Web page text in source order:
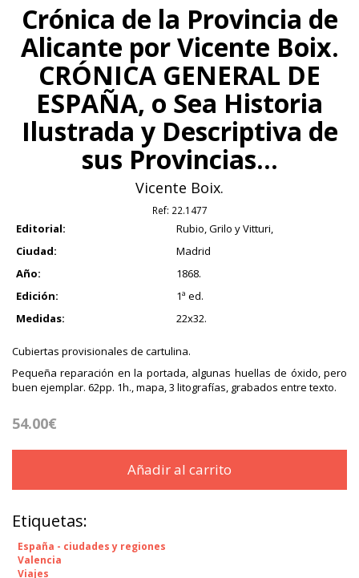
Crónica de la Provincia de
Alicante por Vicente Boix.
CRÓNICA GENERAL DE
ESPAÑA, o Sea Historia
Ilustrada y Descriptiva de
sus Provincias...
Vicente Boix.
Ref: 22.1477
Editorial:
Rubio, Grilo y Vitturi,
Ciudad:
Madrid
Año:
1868.
Edición:
1ª ed.
Medidas:
22x32.
Cubiertas provisionales de cartulina.
Pequeña reparación en la portada, algunas huellas de óxido, pero
buen ejemplar. 62pp. 1h., mapa, 3 litografías, grabados entre texto.
54.00€
Añadir al carrito
Etiquetas:
España - ciudades y regiones
Valencia
Viajes